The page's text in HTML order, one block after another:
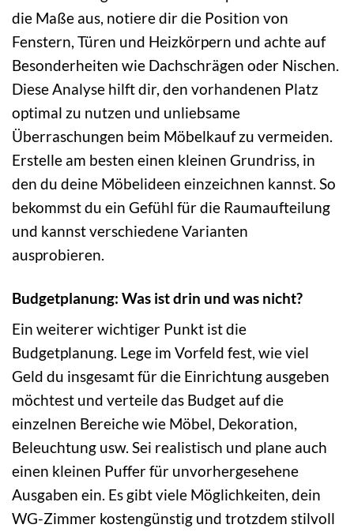
die Maße aus, notiere dir die Position von
Fenstern, Türen und Heizkörpern und achte auf
Besonderheiten wie Dachschrägen oder Nischen.
Diese Analyse hilft dir, den vorhandenen Platz
optimal zu nutzen und unliebsame
Überraschungen beim Möbelkauf zu vermeiden.
Erstelle am besten einen kleinen Grundriss, in
den du deine Möbelideen einzeichnen kannst. So
bekommst du ein Gefühl für die Raumaufteilung
und kannst verschiedene Varianten
ausprobieren.
Budgetplanung: Was ist drin und was nicht?
Ein weiterer wichtiger Punkt ist die
Budgetplanung. Lege im Vorfeld fest, wie viel
Geld du insgesamt für die Einrichtung ausgeben
möchtest und verteile das Budget auf die
einzelnen Bereiche wie Möbel, Dekoration,
Beleuchtung usw. Sei realistisch und plane auch
einen kleinen Puffer für unvorhergesehene
Ausgaben ein. Es gibt viele Möglichkeiten, dein
WG-Zimmer kostengünstig und trotzdem stilvoll